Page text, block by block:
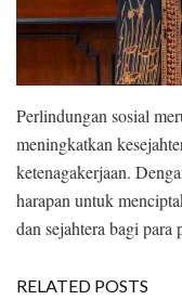
Perlindungan sosial
meningkatkan
ketenagakerjaan.
harapan untuk
dan sejahtera bagi para
RELATED POSTS